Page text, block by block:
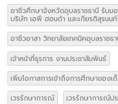
อาชีวศึกษาจังหวัดอุบลราชธานี รับม
บริษัท เอพี ฮอนด้า และเกียรติสุรนน
อาชีวอาสา วิทยาลัยเทคนิคอุบลราชธ
เจ้าหน้าที่ธุรการ งานประชาสัมพันธ์
เพิ่มโอกาสการเข้าถึงการศึกษาของ
เวรรักษาการณ์
เวรรักษาการณ์ป